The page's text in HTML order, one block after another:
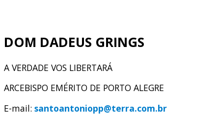
DOM DADEUS GRINGS
A VERDADE VOS LIBERTARÁ
ARCEBISPO EMÉRITO DE PORTO ALEGRE
E-mail: santoantoniopp@terra.com.br